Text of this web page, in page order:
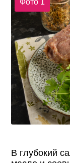
Фото 1
В глубокий